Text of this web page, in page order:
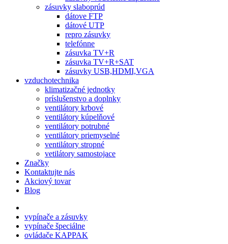
zásuvky slaboprúd
dátove FTP
dátové UTP
repro zásuvky
telefónne
zásuvka TV+R
zásuvka TV+R+SAT
zásuvky USB,HDMI,VGA
vzduchotechnika
klimatizačné jednotky
príslušenstvo a doplnky
ventilátory krbové
ventilátory kúpelňové
ventilátory potrubné
ventilátory priemyselné
ventilátory stropné
vetilátory samostojace
Značky
Kontaktujte nás
Akciový tovar
Blog
vypínače a zásuvky
vypínače špeciálne
ovládače KAPPAK